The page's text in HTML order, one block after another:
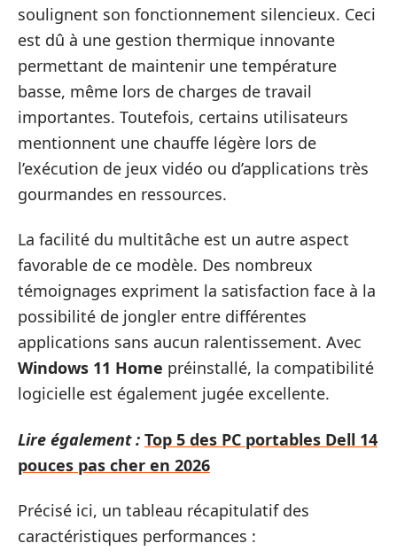
soulignent son fonctionnement silencieux. Ceci
est dû à une gestion thermique innovante
permettant de maintenir une température
basse, même lors de charges de travail
importantes. Toutefois, certains utilisateurs
mentionnent une chauffe légère lors de
l’exécution de jeux vidéo ou d’applications très
gourmandes en ressources.
La facilité du multitâche est un autre aspect
favorable de ce modèle. Des nombreux
témoignages expriment la satisfaction face à la
possibilité de jongler entre différentes
applications sans aucun ralentissement. Avec
Windows 11 Home préinstallé, la compatibilité
logicielle est également jugée excellente.
Lire également : Top 5 des PC portables Dell 14
pouces pas cher en 2026
Précisé ici, un tableau récapitulatif des
caractéristiques performances :